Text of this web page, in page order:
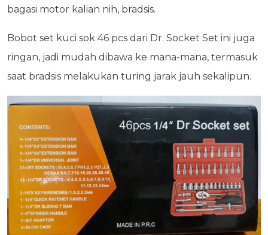
bagasi motor kalian nih, bradsis.
Bobot set kuci sok 46 pcs dari Dr. Socket Set ini juga
ringan, jadi mudah dibawa ke mana-mana, termasuk
saat bradsis melakukan turing jarak jauh sekalipun.